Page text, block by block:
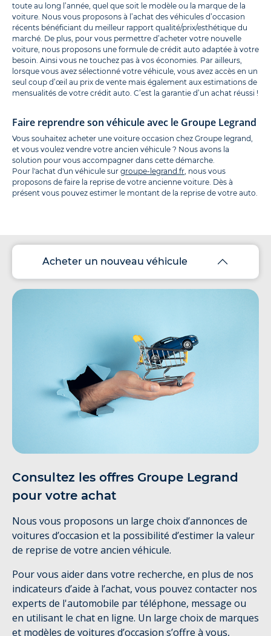
toute au long l’année, quel que soit le modèle ou la marque de la
voiture. Nous vous proposons à l’achat des véhicules d’occasion
récents bénéficiant du meilleur rapport qualité/prix/esthétique du
marché. De plus, pour vous permettre d’acheter votre nouvelle
voiture, nous proposons une formule de crédit auto adaptée à votre
besoin. Ainsi vous ne touchez pas à vos économies. Par ailleurs,
lorsque vous avez sélectionné votre véhicule, vous avez accès en un
seul coup d’œil au prix de vente mais également aux estimations de
mensualités de votre crédit auto. C’est la garantie d’un achat réussi !
Faire reprendre son véhicule avec le Groupe Legrand
Vous souhaitez acheter une voiture occasion chez Groupe legrand,
et vous voulez vendre votre ancien véhicule ? Nous avons la
solution pour vous accompagner dans cette démarche.
Pour l'achat d'un véhicule sur groupe-legrand.fr , nous vous
proposons de faire la reprise de votre ancienne voiture. Dès à
présent vous pouvez estimer le montant de la reprise de votre auto.
Acheter un nouveau véhicule
Consultez les offres Groupe Legrand
pour votre achat
Nous vous proposons un large choix d’annonces de
voitures d’occasion et la possibilité d’estimer la valeur
de reprise de votre ancien véhicule.
Pour vous aider dans votre recherche, en plus de nos
indicateurs d’aide à l’achat, vous pouvez contacter nos
experts de l'automobile par téléphone, message ou
en utilisant le chat en ligne. Un large choix de marques
et modèles de voitures d’occasion s’offre à vous,